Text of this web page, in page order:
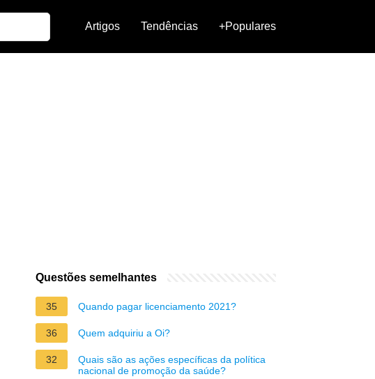
Artigos Tendências +Populares
Questões semelhantes
35 Quando pagar licenciamento 2021?
36 Quem adquiriu a Oi?
32
Quais são as ações específicas da política
nacional de promoção da saúde?